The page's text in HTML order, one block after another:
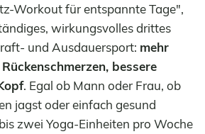
Workout für entspannte Tage",
wirkungsvolles drittes
und Ausdauersport: mehr
bessere
. Egal ob Mann oder Frau, ob
jagst oder einfach gesund
zwei Yoga-Einheiten pro Woche